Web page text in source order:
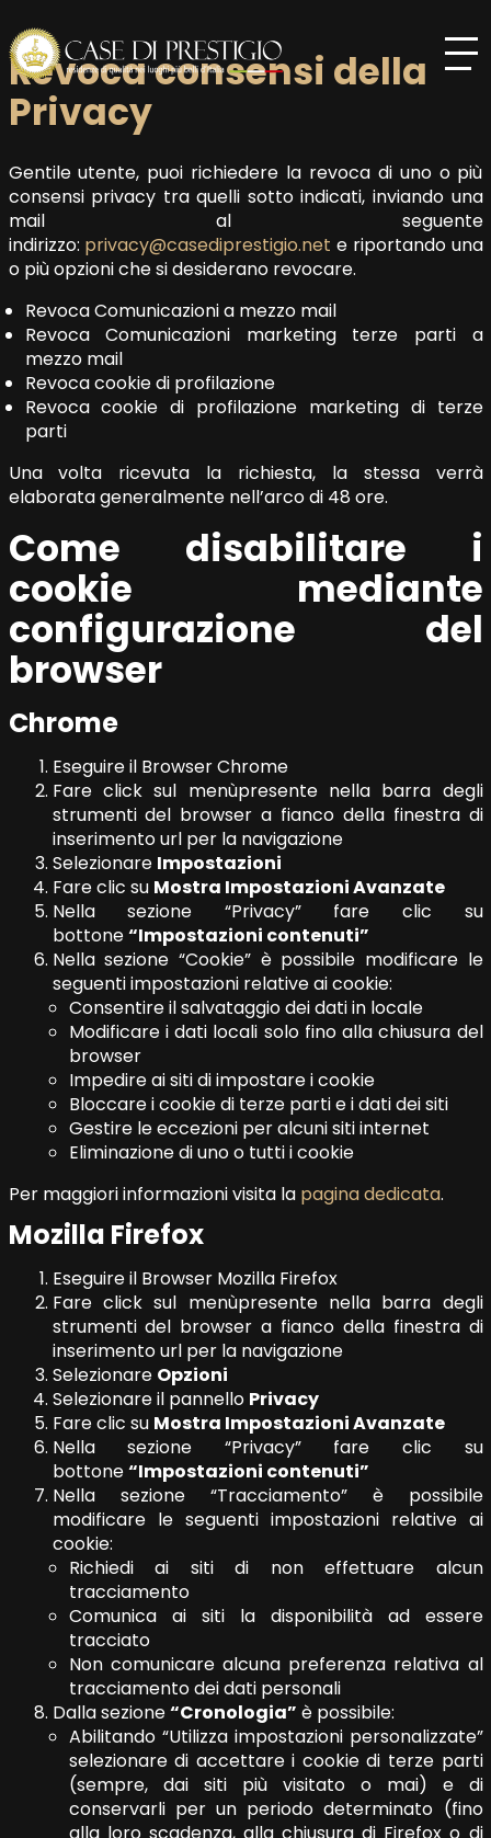
Revoca consensi della
Privacy
Gentile utente, puoi richiedere la revoca di uno o più
consensi privacy tra quelli sotto indicati, inviando una
mail al seguente
indirizzo: privacy@casediprestigio.net e riportando una
o più opzioni che si desiderano revocare.
Revoca Comunicazioni a mezzo mail
Revoca Comunicazioni marketing terze parti a
mezzo mail
Revoca cookie di profilazione
Revoca cookie di profilazione marketing di terze
parti
Una volta ricevuta la richiesta, la stessa verrà
elaborata generalmente nell’arco di 48 ore.
Come disabilitare i
cookie mediante
configurazione del
browser
Chrome
Eseguire il Browser Chrome
Fare click sul menùpresente nella barra degli
strumenti del browser a fianco della finestra di
inserimento url per la navigazione
Selezionare Impostazioni
Fare clic su Mostra Impostazioni Avanzate
Nella sezione “Privacy” fare clic su
bottone“Impostazioni contenuti”
Nella sezione “Cookie” è possibile modificare le
seguenti impostazioni relative ai cookie:
Consentire il salvataggio dei dati in locale
Modificare i dati locali solo fino alla chiusura del
browser
Impedire ai siti di impostare i cookie
Bloccare i cookie di terze parti e i dati dei siti
Gestire le eccezioni per alcuni siti internet
Eliminazione di uno o tutti i cookie
Per maggiori informazioni visita la pagina dedicata.
Mozilla Firefox
Eseguire il Browser Mozilla Firefox
Fare click sul menùpresente nella barra degli
strumenti del browser a fianco della finestra di
inserimento url per la navigazione
Selezionare Opzioni
Selezionare il pannello Privacy
Fare clic su Mostra Impostazioni Avanzate
Nella sezione “Privacy” fare clic su
bottone“Impostazioni contenuti”
Nella sezione “Tracciamento” è possibile
modificare le seguenti impostazioni relative ai
cookie:
Richiedi ai siti di non effettuare alcun
tracciamento
Comunica ai siti la disponibilità ad essere
tracciato
Non comunicare alcuna preferenza relativa al
tracciamento dei dati personali
Dalla sezione“Cronologia” è possibile:
Abilitando “Utilizza impostazioni personalizzate”
selezionare di accettare i cookie di terze parti
(sempre, dai siti più visitato o mai) e di
conservarli per un periodo determinato (fino